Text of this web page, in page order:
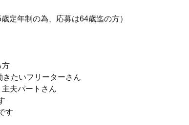
定年制の為、応募は64歳迄の方）
方
たいフリーターさん
夫パートさん
す